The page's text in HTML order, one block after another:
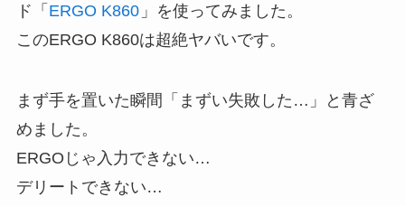
ド「 ERGO K860 」を使ってみました。
このERGO K860は超絶ヤバいです。
まず手を置いた瞬間「まずい失敗した…」と青ざ
めました。
ERGOじゃ入力できない…
デリートできない…